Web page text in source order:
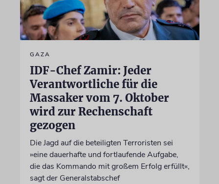
GAZA
IDF-Chef Zamir: Jeder
Verantwortliche für die
Massaker vom 7. Oktober
wird zur Rechenschaft
gezogen
Die Jagd auf die beteiligten Terroristen sei
»eine dauerhafte und fortlaufende Aufgabe,
die das Kommando mit großem Erfolg erfüllt«,
sagt der Generalstabschef